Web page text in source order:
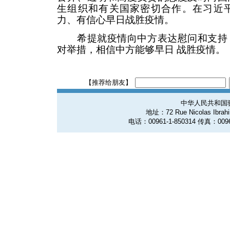
生组织和有关国家密切合作。在习近
力、有信心早日战胜疫情。
希提就疫情向中方表达慰问和支持
对举措，相信中方能够早日 战胜疫情。
【推荐给朋友】
中华人民共和国
地址：72 Rue Nicolas
电话：00961-1-850314 传真：